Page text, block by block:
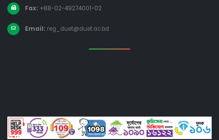
Fax: +88-02-49274001-02
Email: reg_duet@duet.ac.bd